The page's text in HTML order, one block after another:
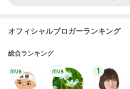
オフィシャルブロガーランキング
総合ランキング
1